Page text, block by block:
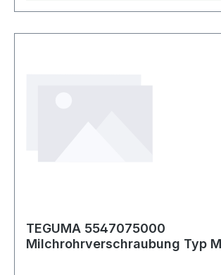
TEGUMA 5547075000
Milchrohrverschraubung Typ